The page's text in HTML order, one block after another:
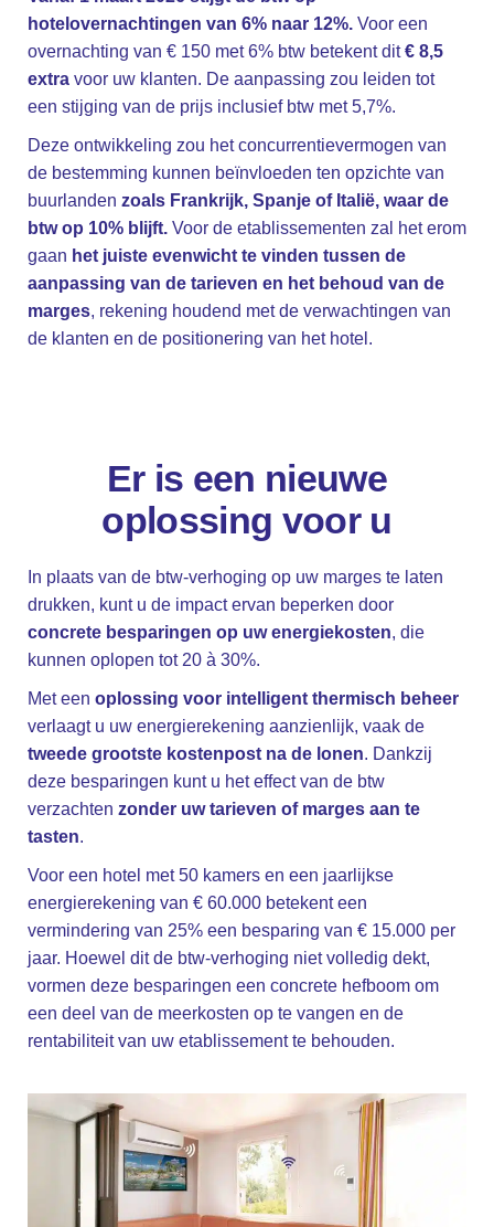
Follow Us
hotelovernachtingen van 6% naar 12%. Voor een
overnachting van € 150 met 6% btw betekent dit€ 8,5
extra voor uw klanten. De aanpassing zou leiden tot
een stijging van de prijs inclusief btw met 5,7%.
Deze ontwikkeling zou het concurrentievermogen van
de bestemming kunnen beïnvloeden ten opzichte van
buurlanden zoals Frankrijk, Spanje of Italië, waar de
btw op 10% blijft. Voor de etablissementen zal het erom
gaan het juiste evenwicht te vinden tussen de
aanpassing van de tarieven en het behoud van de
marges, rekening houdend met de verwachtingen van
de klanten en de positionering van het hotel.
Er is een nieuwe
oplossing voor u
In plaats van de btw-verhoging op uw marges te laten
drukken, kunt u de impact ervan beperken door
concrete besparingen op uw energiekosten, die
kunnen oplopen tot 20 à 30%.
Met een oplossing voor intelligent thermisch beheer
verlaagt u uw energierekening aanzienlijk, vaak de
tweede grootste kostenpost na de lonen. Dankzij
deze besparingen kunt u het effect van de btw
verzachten zonder uw tarieven of marges aan te
tasten.
Voor een hotel met 50 kamers en een jaarlijkse
energierekening van € 60.000 betekent een
vermindering van 25% een besparing van € 15.000 per
jaar. Hoewel dit de btw-verhoging niet volledig dekt,
vormen deze besparingen een concrete hefboom om
een deel van de meerkosten op te vangen en de
rentabiliteit van uw etablissement te behouden.